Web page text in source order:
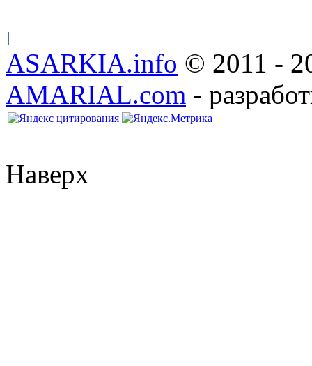
ASARKIA.info © 2011 -
AMARIAL.com -
Наверх